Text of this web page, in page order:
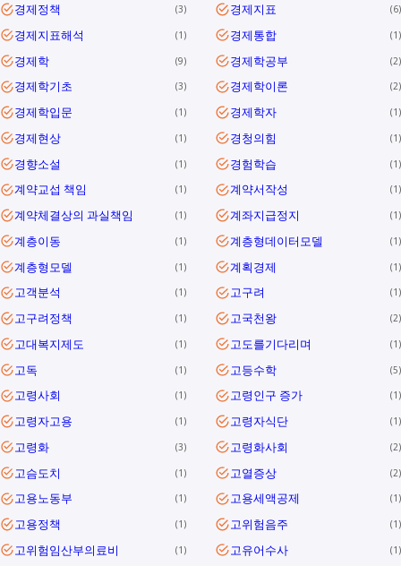
경제정책 3 경제지표 6
경제지표해석 1 경제통합 1
경제학 9 경제학공부 2
경제학기초 3 경제학이론 2
경제학입문 1 경제학자 1
경제현상 1 경청의힘 1
경향소설 1 경험학습 1
계약교섭 책임 1 계약서작성 1
계약체결상의 과실책임 1 계좌지급정지 1
계층이동 1 계층형데이터모델 1
계층형모델 1 계획경제 1
고객분석 1 고구려 1
고구려정책 1 고국천왕 2
고대복지제도 1 고도를기다리며 1
고독 1 고등수학 5
고령사회 1 고령인구 증가 1
고령자고용 1 고령자식단 1
고령화 3 고령화사회 2
고슴도치 1 고열증상 2
고용노동부 1 고용세액공제 1
고용정책 1 고위험음주 1
고위험임산부의료비 1 고유어수사 1